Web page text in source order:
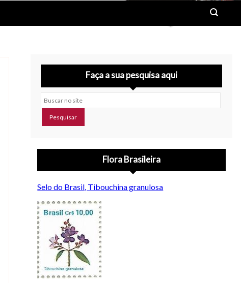
Faça a sua pesquisa aqui
Buscar no site
Flora Brasileira
Selo do Brasil, Tibouchina granulosa